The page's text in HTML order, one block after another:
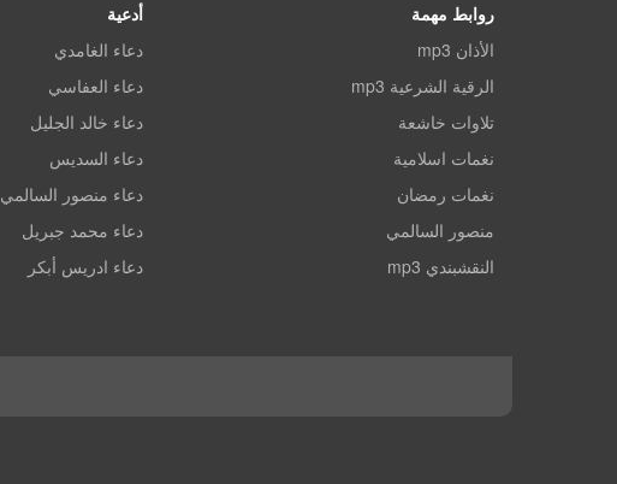
روابط مهمة
الأذان mp3
الرقية الشرعية mp3
تلاوات خاشعة
نغمات اسلامية
نغمات رمضان
منصور السالمي
النقشبندي mp3
أدعية
دعاء الغامدي
دعاء العفاسي
دعاء خالد الجليل
دعاء السديس
دعاء منصور السالمي
دعاء محمد جبريل
دعاء ادريس أبكر